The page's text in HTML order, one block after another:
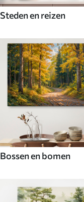
Steden en reizen
Bossen en bomen